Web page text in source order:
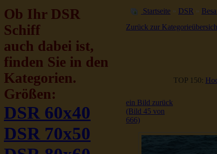
Ob Ihr DSR
Schiff
auch dabei ist,
finden Sie in den
Kategorien.
Größen:
DSR 60x40
DSR 70x50
Startseite » DSR »
Zurück zur
TOP 150:
ein Bild zurück
(Bild 45 von
666)